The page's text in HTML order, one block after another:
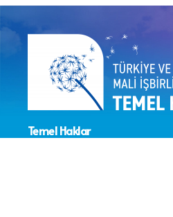
Temel Haklar